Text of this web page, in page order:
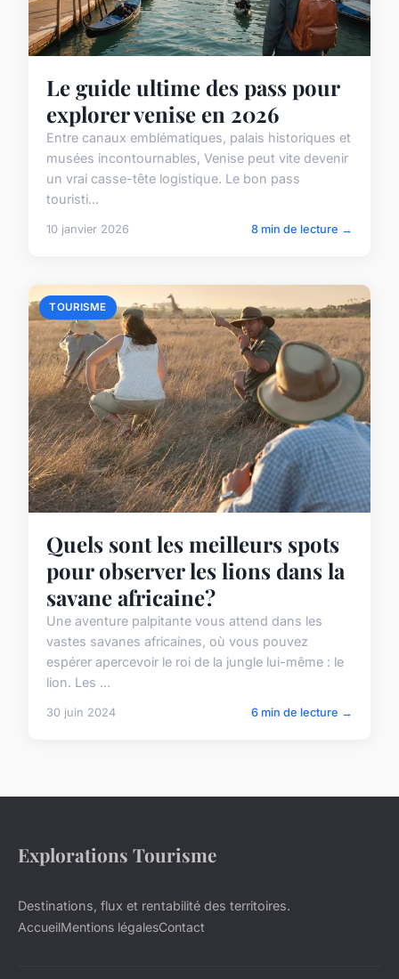
Le guide ultime des pass pour
explorer venise en 2026
Entre canaux emblématiques, palais historiques et
musées incontournables, Venise peut vite devenir
un vrai casse-tête logistique. Le bon pass
touristi...
10 janvier 2026 8 min de lecture →
TOURISME
Quels sont les meilleurs spots
pour observer les lions dans la
savane africaine?
Une aventure palpitante vous attend dans les
vastes savanes africaines, où vous pouvez
espérer apercevoir le roi de la jungle lui-même : le
lion. Les ...
30 juin 2024 6 min de lecture →
Explorations Tourisme
Destinations, flux et rentabilité des territoires.
AccueilMentions légalesContact